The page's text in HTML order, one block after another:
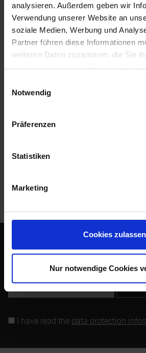
analysieren. Außerdem geben wir
Verwendung unserer Website an
soziale Medien, Werbung und
Partner führen diese Informationen
weiteren Daten zusammen, die Sie
haben oder die sie im Rahmen Ihrer
Cookies, wenn Sie unsere Webseite
Notwendig
Präferenzen
Statistiken
Marketing
Cookies zulassen
Nur notwendige Cookies
Add to
Remember Comment
part no.: 3432565
Three pieces set. Two hoses 380mm,
Subscribe to the free newsletter and
I have read the data protection